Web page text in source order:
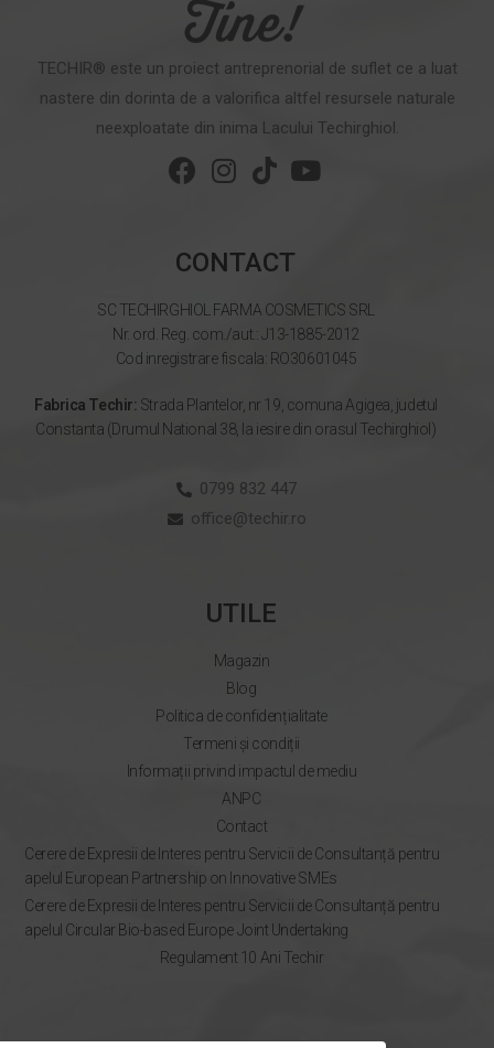
TECHIR® este un proiect antreprenorial de suflet ce a luat
nastere din dorinta de a valorifica altfel resursele naturale
neexploatate din inima Lacului Techirghiol.
CONTACT
SC TECHIRGHIOL FARMA COSMETICS SRL
Nr. ord. Reg. com./aut.: J13-1885-2012
Cod inregistrare fiscala: RO30601045
Fabrica Techir: Strada Plantelor, nr 19, comuna Agigea, judetul
Constanta (Drumul National 38, la iesire din orasul Techirghiol)
0799 832 447
office@techir.ro
UTILE
Magazin
Blog
Politica de confidențialitate
Termeni și condiții
Informații privind impactul de mediu
ANPC
Contact
Cerere de Expresii de Interes pentru Servicii de Consultanță pentru
apelul European Partnership on Innovative SMEs
Cerere de Expresii de Interes pentru Servicii de Consultanță pentru
apelul Circular Bio-based Europe Joint Undertaking
Regulament 10 Ani Techir